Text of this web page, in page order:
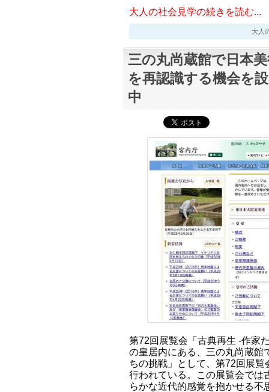
大人の社会見学の続きを読む...
大人
三の丸尚蔵館で日本
を再認識する機会を
中
第72回展覧会「古典再生 -作家
の皇居内にある、三の丸尚蔵館
ちの挑戦」として、第72回展
行われている。この展覧会では
らかな近代的感覚を抱かせる